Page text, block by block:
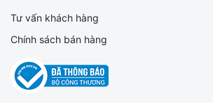
Tư vấn khách hàng
Chính sách bán hàng